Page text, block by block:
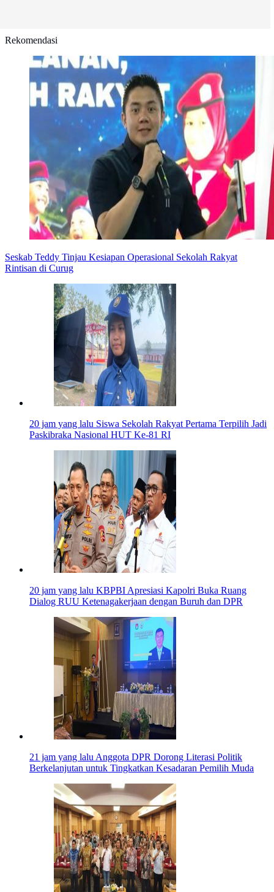
Rekomendasi
Seskab Teddy Tinjau Kesiapan Operasional Sekolah Rakyat
Rintisan di Curug
20 jam yang lalu Siswa Sekolah Rakyat Pertama Terpilih Jadi
Paskibraka Nasional HUT Ke-81 RI
20 jam yang lalu KBPBI Apresiasi Kapolri Buka Ruang
Dialog RUU Ketenagakerjaan dengan Buruh dan DPR
21 jam yang laluAnggota DPR Dorong Literasi Politik
Berkelanjutan untuk Tingkatkan Kesadaran Pemilih Muda